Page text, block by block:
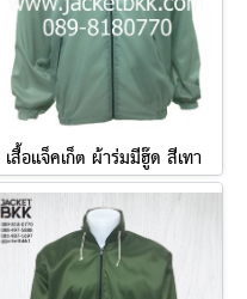
เสื้อแจ็คเก็ต ผ้าร่มมีฮู๊ด สีเทา